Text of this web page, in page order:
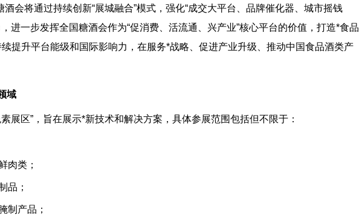
会将通过持续创新“展城融合”模式，强化“成交大平台、品牌催化器、城市摇钱
进一步发挥全国糖酒会作为“促消费、活流通、兴产业”核心平台的价值，打造*食品
提升平台能级和国际影响力，在服务*战略、促进产业升级、推动中国食品酒类产
域
展区”，旨在展示*新技术和解决方案，具体参展范围包括但不限于：
肉类；
品；
制产品；